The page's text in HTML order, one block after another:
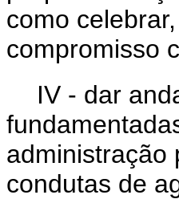
como
compromisso
IV - dar
administração
condutas de